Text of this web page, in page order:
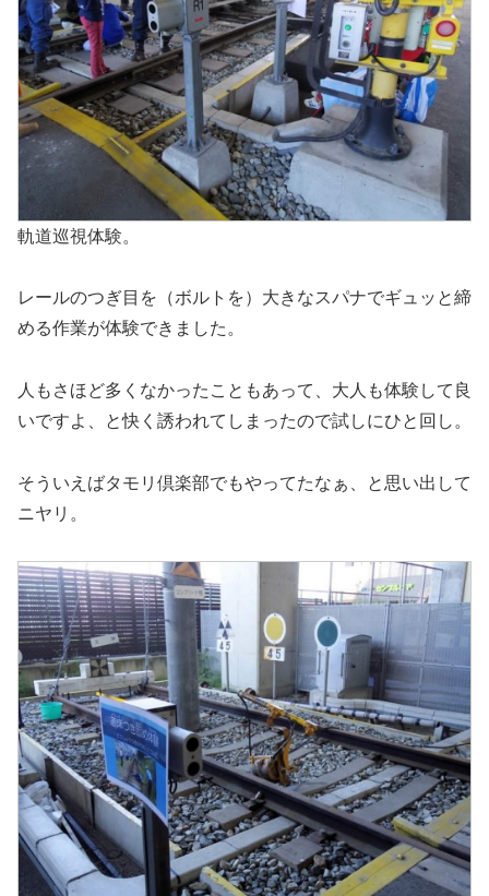
軌道巡視体験。
レールのつぎ目を（ボルトを）大きなスパナでギュッと締
める作業が体験できました。
人もさほど多くなかったこともあって、大人も体験して良
いですよ、と快く誘われてしまったので試しにひと回し。
そういえばタモリ倶楽部でもやってたなぁ、と思い出して
ニヤリ。